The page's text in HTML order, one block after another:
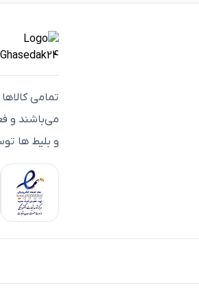
تمامی
می‌باشند و
و بلیط ها